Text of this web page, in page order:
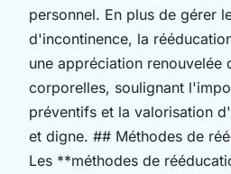
personnel. En plus de gérer
d'incontinence, la
une appréciation renouvelée
corporelles, soulignant
préventifs et la valorisation
et digne. ## Méthodes de
Les **méthodes de